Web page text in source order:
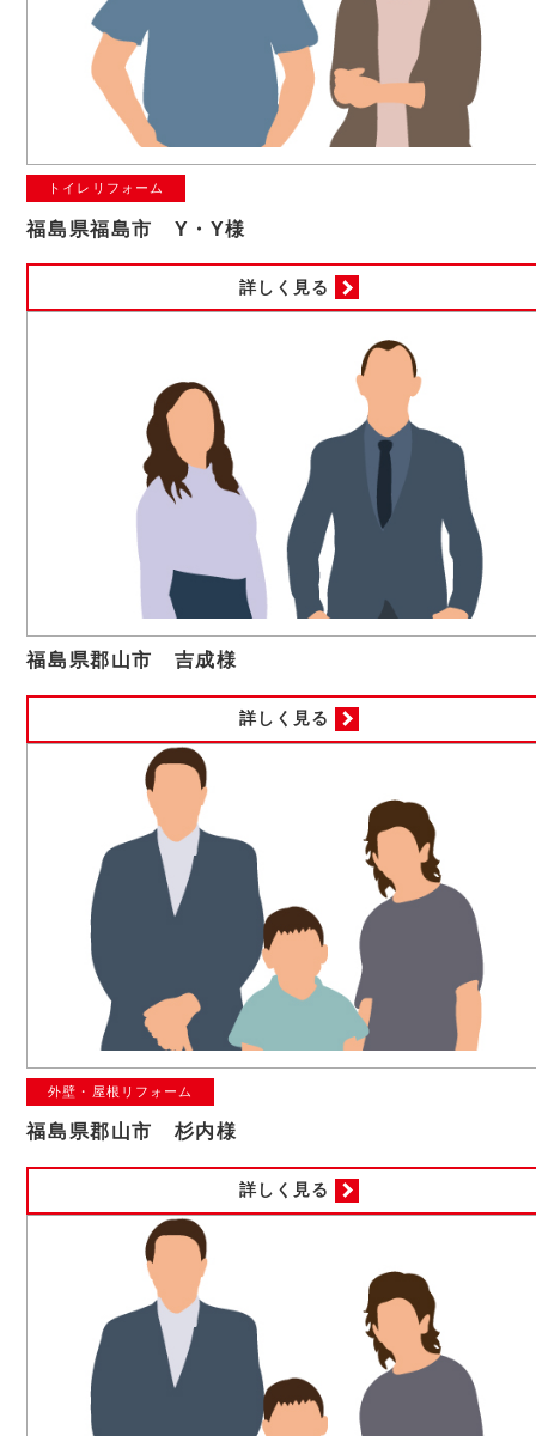
トイレリフォーム
福島県福島市 Y・Y様
詳しく見る
福島県郡山市 吉成様
詳しく見る
外壁・屋根リフォーム
福島県郡山市 杉内様
詳しく見る